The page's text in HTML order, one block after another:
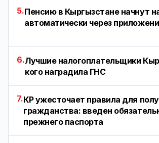
5.Пенсию в Кыргызстане начнут
автоматически через
6.Лучшие налогоплательщики
кого наградила ГНС
7.КР ужесточает правила для
гражданства: введен
прежнего паспорта